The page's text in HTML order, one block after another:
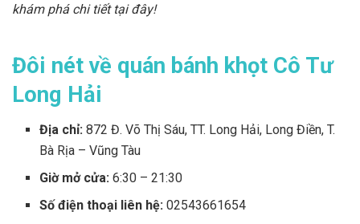
khám phá chi tiết tại đây!
Đôi nét về quán bánh khọt Cô Tư
Long Hải
Địa chỉ: 872 Đ. Võ Thị Sáu, TT. Long Hải, Long Điền, T.
Bà Rịa – Vũng Tàu
Giờ mở cửa:6:30 – 21:30
Số điện thoại liên hệ:02543661654